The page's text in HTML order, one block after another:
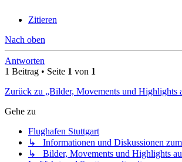
Zitieren
Nach oben
Antworten
1 Beitrag • Seite 1 von 1
Zurück zu „Bilder, Movements und Highlights
Gehe zu
Flughafen Stuttgart
↳ Informationen und Diskussionen
↳ Bilder, Movements und Highlights